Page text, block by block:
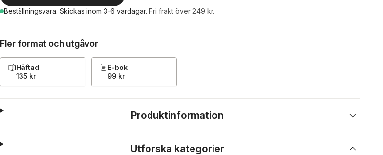
Beställningsvara. Skickas inom 3-6 vardagar. Fri frakt över 249 kr.
Fler format och utgåvor
Häftad
135 kr
E-bok
99 kr
Produktinformation
Utforska kategorier